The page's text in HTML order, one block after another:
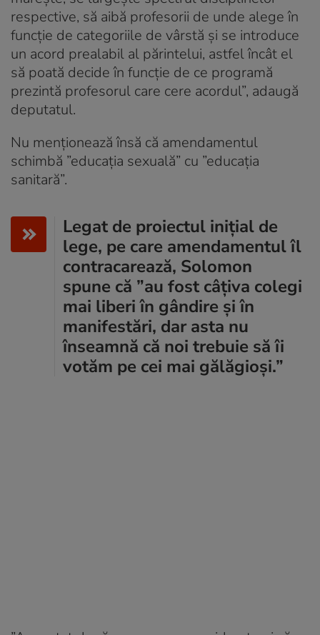
respective, să aibă profesorii de unde alege în
funcție de categoriile de vârstă și se introduce
un acord prealabil al părintelui, astfel încât el
să poată decide în funcție de ce programă
prezintă profesorul care cere acordul”, adaugă
deputatul.
Nu menționează însă că amendamentul
schimbă ”educația sexuală” cu ”educația
sanitară”.
Legat de proiectul inițial de
lege, pe care amendamentul îl
contracarează, Solomon
spune că ”au fost câțiva colegi
mai liberi în gândire și în
manifestări, dar asta nu
înseamnă că noi trebuie să îi
votăm pe cei mai gălăgioși.”